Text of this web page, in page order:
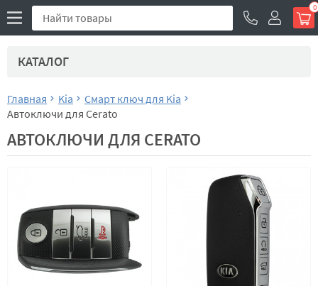
0
КАТАЛОГ
Главная Kia
Смарт ключ для Kia
Автоключи для Cerato
АВТОКЛЮЧИ ДЛЯ CERATO